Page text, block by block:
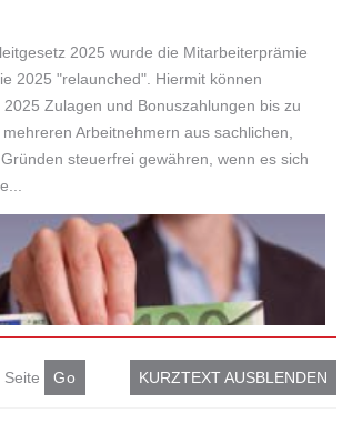
2025 wurde die Mitarbeiterprämie
2025 "relaunched". Hiermit können
Zulagen und Bonuszahlungen bis zu
Arbeitnehmern aus sachlichen,
steuerfrei gewähren, wenn es sich
Seite KURZTEXT AUSBLENDEN